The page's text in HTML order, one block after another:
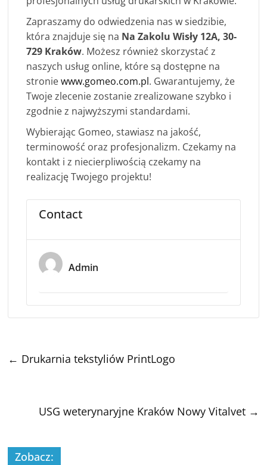
Zapraszamy do odwiedzenia nas w siedzibie,
która znajduje się na Na Zakolu Wisły 12A, 30-
729 Kraków. Możesz również skorzystać z
naszych usług online, które są dostępne na
stroniewww.gomeo.com.pl. Gwarantujemy, że
Twoje zlecenie zostanie zrealizowane szybko i
zgodnie z najwyższymi standardami.
Wybierając Gomeo, stawiasz na jakość,
terminowość oraz profesjonalizm. Czekamy na
kontakt i z niecierpliwością czekamy na
realizację Twojego projektu!
Contact
Admin
← Drukarnia tekstyliów PrintLogo
USG weterynaryjne Kraków Nowy Vitalvet →
Zobacz: